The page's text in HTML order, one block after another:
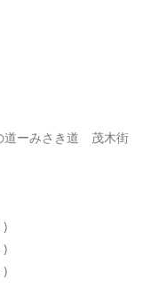
道ーみさき道 茂木街
)
)